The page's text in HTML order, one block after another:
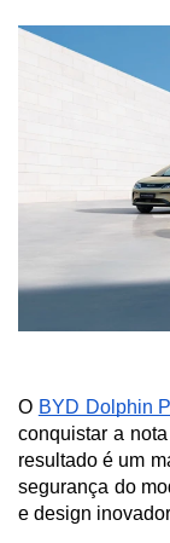
O BYD Dolphin
conquistar a
resultado é um
segurança do
e design